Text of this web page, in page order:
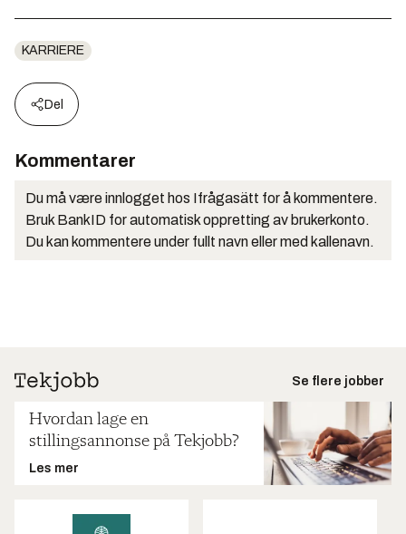
KARRIERE
Del
Kommentarer
Du må være innlogget hos Ifrågasätt for å kommentere.
Bruk BankID for automatisk oppretting av brukerkonto.
Du kan kommentere under fullt navn eller med kallenavn.
Se flere jobber
Hvordan lage en
stillingsannonse på Tekjobb?
Les mer